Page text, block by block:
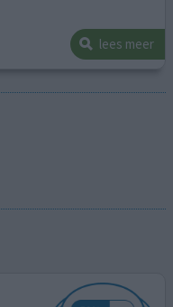
lees meer